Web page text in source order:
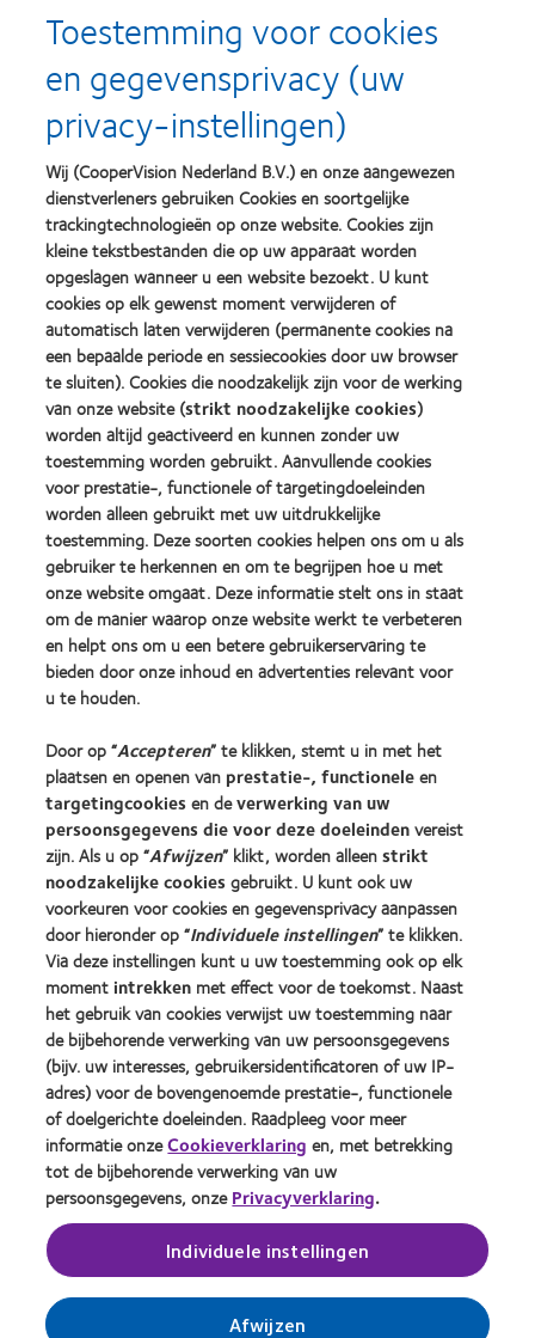
Learn
more
about
Silmo
best
product
award
met
MyDay™
(2013)
Learn
more
about
Contact
Lens
Product
of
the
Year
(2013)
Learn
more
about
2012
&
2010
Best
Companies
for
Leaders
(2012)
Learn
more
about
2011
Best
Factory
Awards
(2011)
Learn
more
about
ODMA
2011
(2011)
Learn
more
about
2012
REBRAND
100®
Global
Award
(2012)
Onze producten
Zoek uw contactlens
Contactlenstechnologie
Vind uw opticien
Contactlenzen en gezichtsvermogen
Nieuwe drager
Ervaren drager
Over CooperVision
Vacatures bij CooperVision
Nieuwscentrum
Contact
Legal
Privacybeleid
Cookie beleid
Servicevoorwaarden
Toestemmingsvoorkeuren beheren
Toestemming voor cookies
en gegevensprivacy (uw
privacy-instellingen)
Wij (CooperVision Nederland B.V.) en onze aangewezen
dienstverleners gebruiken Cookies en soortgelijke
trackingtechnologieën op onze website. Cookies zijn
kleine tekstbestanden die op uw apparaat worden
opgeslagen wanneer u een website bezoekt. U kunt
cookies op elk gewenst moment verwijderen of
automatisch laten verwijderen (permanente cookies na
een bepaalde periode en sessiecookies door uw browser
te sluiten). Cookies die noodzakelijk zijn voor de werking
van onze website (strikt noodzakelijke cookies)
worden altijd geactiveerd en kunnen zonder uw
toestemming worden gebruikt. Aanvullende cookies
voor prestatie-, functionele of targetingdoeleinden
worden alleen gebruikt met uw uitdrukkelijke
toestemming. Deze soorten cookies helpen ons om u als
gebruiker te herkennen en om te begrijpen hoe u met
onze website omgaat. Deze informatie stelt ons in staat
om de manier waarop onze website werkt te verbeteren
en helpt ons om u een betere gebruikerservaring te
bieden door onze inhoud en advertenties relevant voor
u te houden.
Door op “Accepteren” te klikken, stemt u in met het
plaatsen en openen van prestatie-, functioneleen
targetingcookiesen deverwerking van uw
persoonsgegevens die voor deze doeleindenvereist
zijn. Als u op “Afwijzen” klikt, worden alleenstrikt
noodzakelijke cookiesgebruikt. U kunt ook uw
voorkeuren voor cookies en gegevensprivacy aanpassen
door hieronder op “Individuele instellingen” te klikken.
Via deze instellingen kunt u uw toestemming ook op elk
moment intrekken met effect voor de toekomst. Naast
het gebruik van cookies verwijst uw toestemming naar
de bijbehorende verwerking van uw persoonsgegevens
(bijv. uw interesses, gebruikersidentificatoren of uw IP-
adres) voor de bovengenoemde prestatie-, functionele
of doelgerichte doeleinden. Raadpleeg voor meer
informatie onzeCookieverklaring en, met betrekking
tot de bijbehorende verwerking van uw
persoonsgegevens, onzePrivacyverklaring.
Individuele instellingen
Afwijzen